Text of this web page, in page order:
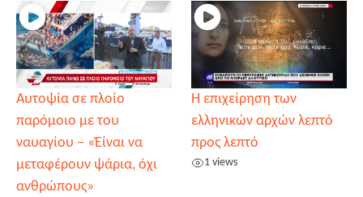
Αυτοψία σε πλοίο
παρόμοιο με του
ναυαγίου – «Έίναι να
μεταφέρουν ψάρια, όχι
ανθρώπους»
Η επιχείρηση των
ελληνικών αρχών λεπτό
προς λεπτό
1 views